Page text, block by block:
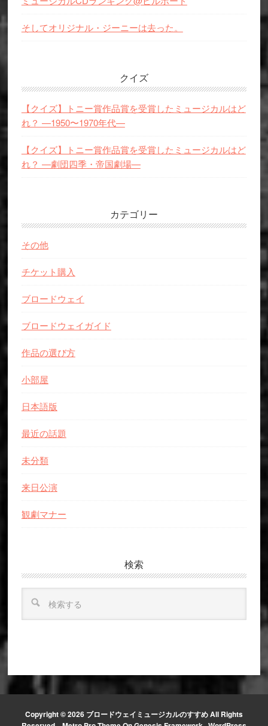
そしてオリジナル・ジーニーは去った。
クイズ
【クイズ】トニー賞作品賞を受賞したミュージカルはど
れ？ —1950〜1970年代—
【クイズ】トニー賞作品賞を受賞したミュージカルはど
れ？ —劇団四季・帝国劇場—
カテゴリー
その他
チケット購入
ブロードウェイ
ブロードウェイガイド
作品の選び方
小部屋
日本語版
最近の話題
未分類
来日公演
観劇マナー
検索
す
Copyright © 2026 ブロードウェイミュージカルのすすめ All Rights